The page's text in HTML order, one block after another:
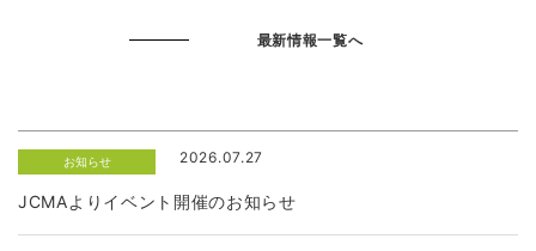
最新情報一覧へ
お知らせ 2026.07.27
JCMAよりイベント開催のお知らせ